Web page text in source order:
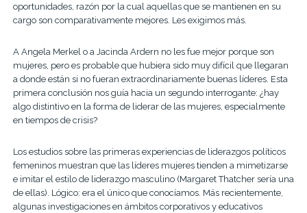
oportunidades, razón por la cual aquellas que se mantienen en su
cargo son comparativamente mejores. Les exigimos más.
A Angela Merkel o a Jacinda Ardern no les fue mejor porque son
mujeres, pero es probable que hubiera sido muy difícil que llegaran
a donde están si no fueran extraordinariamente buenas líderes. Esta
primera conclusión nos guía hacia un segundo interrogante: ¿hay
algo distintivo en la forma de liderar de las mujeres, especialmente
en tiempos de crisis?
Los estudios sobre las primeras experiencias de liderazgos políticos
femeninos muestran que las líderes mujeres tienden a mimetizarse
e imitar el estilo de liderazgo masculino (Margaret Thatcher sería una
de ellas). Lógico: era el único que conocíamos. Más recientemente,
algunas investigaciones en ámbitos corporativos y educativos